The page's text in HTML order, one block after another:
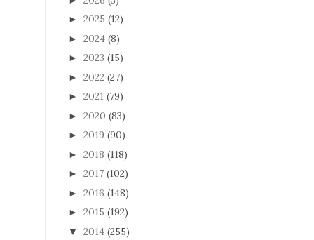
► 2025 (12)
► 2024 (8)
► 2023 (15)
► 2022 (27)
► 2021 (79)
► 2020 (83)
► 2019 (90)
► 2018 (118)
► 2017 (102)
► 2016 (148)
► 2015 (192)
▼ 2014 (255)